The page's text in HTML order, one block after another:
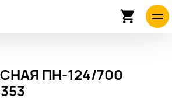
ПН-124/700